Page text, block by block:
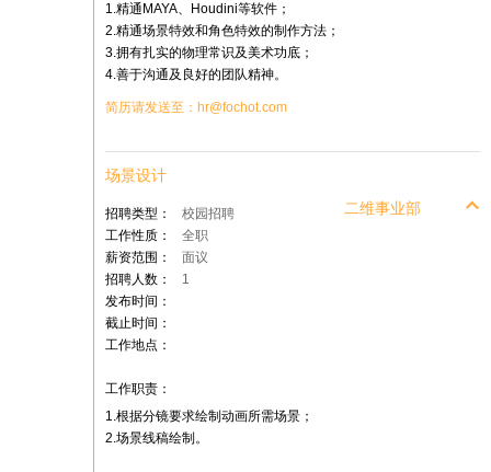
1.精通MAYA、Houdini等软件；
2.精通场景特效和角色特效的制作方法；
3.拥有扎实的物理常识及美术功底；
4.善于沟通及良好的团队精神。
简历请发送至：hr@fochot.com
场景设计
二维事业部
招聘类型：
校园招聘
工作性质：
全职
薪资范围：
面议
招聘人数：
1
发布时间：
截止时间：
工作地点：
工作职责：
1.根据分镜要求绘制动画所需场景；
2.场景线稿绘制。